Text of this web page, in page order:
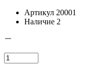
Артикул 20001
Наличие 2